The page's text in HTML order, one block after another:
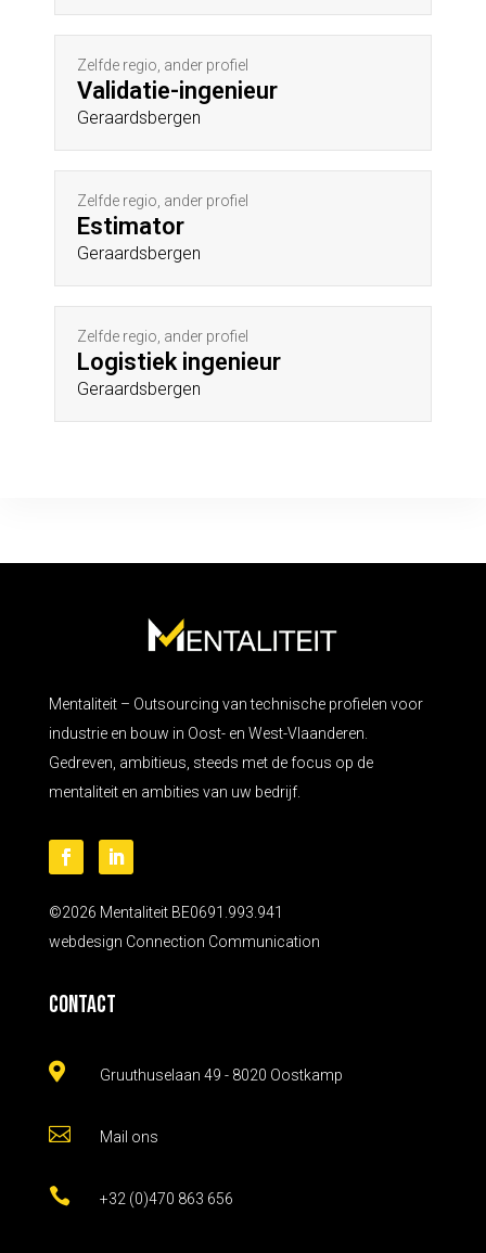
Zelfde regio, ander profiel
Validatie-ingenieur
Geraardsbergen
Zelfde regio, ander profiel
Estimator
Geraardsbergen
Zelfde regio, ander profiel
Logistiek ingenieur
Geraardsbergen
Mentaliteit – Outsourcing van technische profielen voor
industrie en bouw in Oost- en West-Vlaanderen.
Gedreven, ambitieus, steeds met de focus op de
mentaliteit en ambities van uw bedrijf.
©2026 Mentaliteit BE0691.993.941
webdesign Connection Communication
Contact
 Gruuthuselaan 49 - 8020 Oostkamp
 Mail ons
 +32 (0)470 863 656